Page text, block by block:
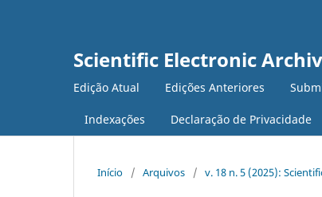
Scientific Electronic
Edição Atual Edições Anteriores
Indexações Declaração de Privacidade
Início / Arquivos / v. 18 n. 5 (2025):